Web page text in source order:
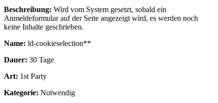
Beschreibung: Wird vom System gesetzt, sobald ein
Anmeldeformular auf der Seite angezeigt wird, es werden noch
keine Inhalte geschrieben.
Name: ld-cookieselection**
Dauer: 30 Tage
Art: 1st Party
Kategorie: Notwendig